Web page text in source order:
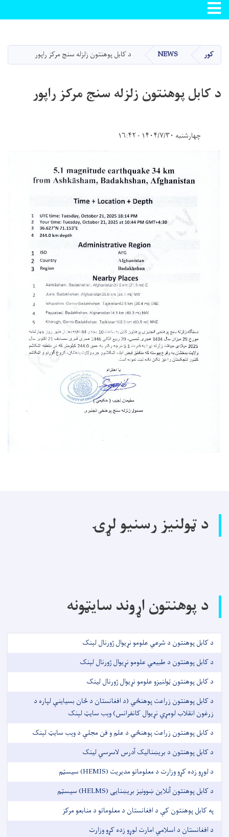
دانګل
Toggle navigation
کور NEWS د کابل پوهنتون زلزله سنج مرکز راپور
د کابل پوهنتون زلزله سنج مرکز راپور
چهارشنبه ۱۴۰۴/۷/۳۰ - ۱۶:۴۲
د ټولنیز رسنیو لړۍ
د پوهنتون اړوند سایټونه
د کابل پوهنتون د شرعي علومو نړیوال ژورنال لېنک
د کابل پوهنتون د طبیعي علومو نړیوال ژورنال لېنک
د کابل پوهنتون ټولنیزو علومو نړیوال ژورنال لینک
د کابل پوهنتون زراعت پوهنځي (د افغانستان د ځان بسیاینې لپاره د
زرغون انقلاب لومړي نړیوال کانفرانس) وېب سایټ لېنک
د کابل پوهنتون زراعت پوهنځي د علم و فن مجلې د وېب سایټ لېنک
د کابل پوهنتون د بریښنالیک آدرس لاسرسي لینک
د لوړو زده کړو وزارت د معلوماتو مدیریت (HEMIS) سیسټم
د کابل پوهنتون آنلاین ښوونيز بریښنایی (HELMS) سیسټم
په کابل پوهنتون کې د افغانستان د معلوماتو د منابعو مرکز
د افغانستان د اسلامي امارت لوړو زده کړو وزارت